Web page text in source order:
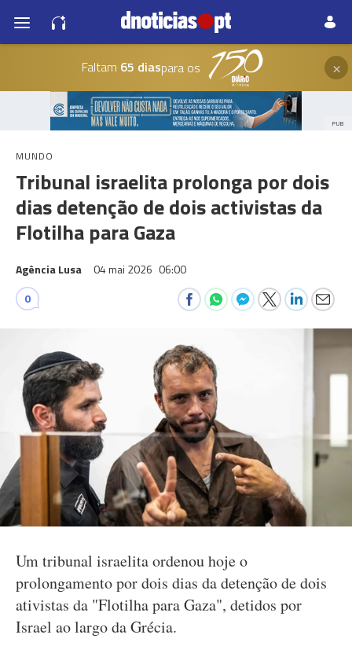
Faltam 65 diaspara os ×
PUB
MUNDO
Tribunal israelita prolonga por dois
dias detenção de dois activistas da
Flotilha para Gaza
Agência Lusa 04 mai 2026 06:00
0
Um tribunal israelita ordenou hoje o
prolongamento por dois dias da detenção de dois
ativistas da "Flotilha para Gaza", detidos por
Israel ao largo da Grécia.